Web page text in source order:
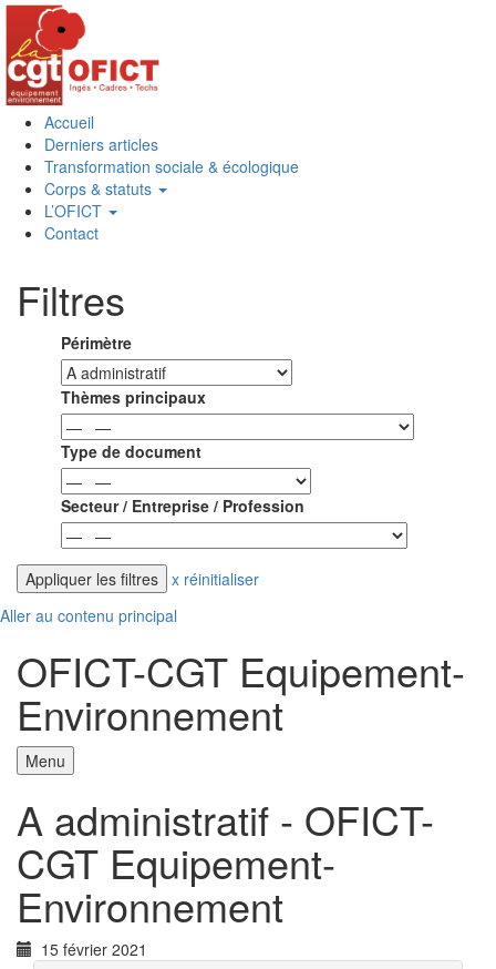
Accueil
Derniers articles
Transformation sociale & écologique
Corps & statuts
L’OFICT
Contact
Filtres
Périmètre
Thèmes principaux
Type de document
Secteur / Entreprise / Profession
x réinitialiser
Aller au contenu principal
OFICT-CGT Equipement-
Environnement
Menu
A administratif - OFICT-
CGT Equipement-
Environnement
15 février 2021